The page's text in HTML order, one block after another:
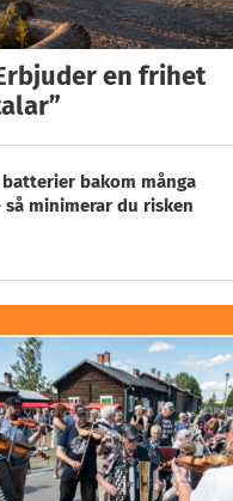
en frihet
bakom många
så minimerar du risken